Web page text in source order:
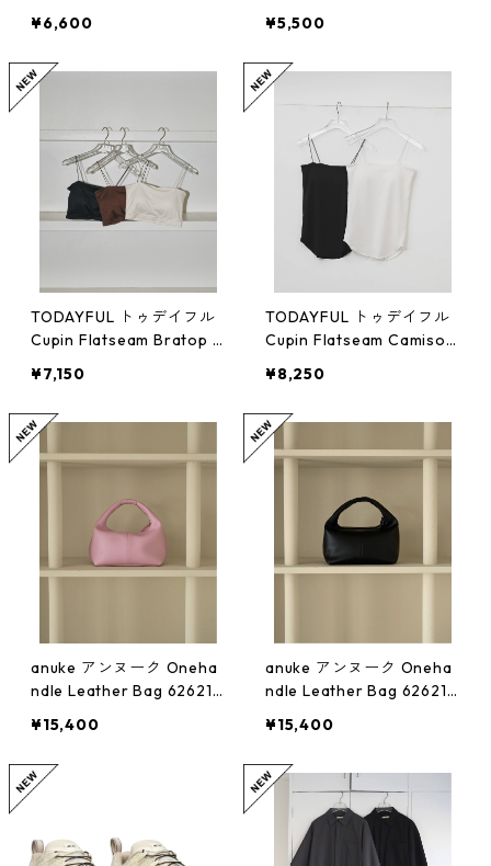
¥6,600 ¥5,500
TODAYFUL トゥデイフル
Cupin Flatseam Bratop 1
¥7,150
TODAYFUL トゥデイフル
Cupin Flatseam Camisole
¥8,250
anuke アンヌーク Oneha
ndle Leather Bag 626210
¥15,400
anuke アンヌーク Oneha
ndle Leather Bag 626210
¥15,400